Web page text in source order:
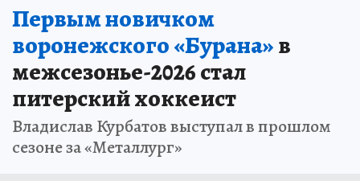
Первым новичком
воронежского «Бурана»в
межсезонье-2026 стал
питерский хоккеист
Владислав Курбатов выступал в прошлом
сезоне за «Металлург»